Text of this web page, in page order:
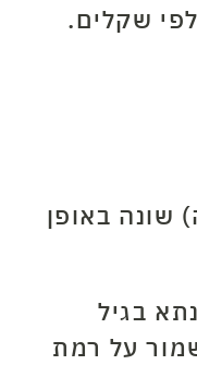
שקלים.
שונה באופן
בגיל
על רמת